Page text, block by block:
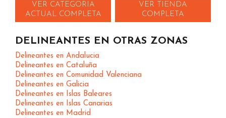
VER CATEGORIA
ACTUAL COMPLETA
VER TIENDA
COMPLETA
DELINEANTES EN OTRAS ZONAS
Delineantes en Andalucia
Delineantes en Cataluña
Delineantes en Comunidad Valenciana
Delineantes en Galicia
Delineantes en Islas Baleares
Delineantes en Islas Canarias
Delineantes en Madrid